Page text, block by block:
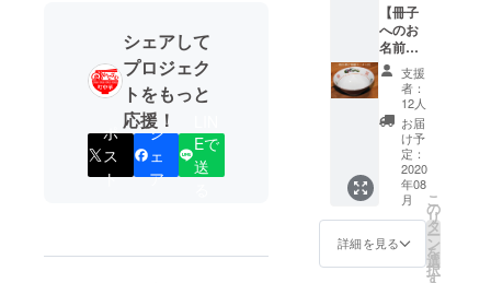
シェアして
プロジェク
トをもっと
応援！
ポ
ス
ト
シ
ェ
ア
Eで
送
【冊子
へのお
名前掲
載】 冊
子の巻
末に、
支援者
様のお
名前ま
たは
ニック
ネーム
を掲載
させて
いただ
きます
支援
者：
12人
お届
け予
定：
2020
年08
月
詳細を見る
こ
の
リ
タ
ー
ン
を
選
択
す